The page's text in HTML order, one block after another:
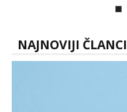
NAJNOVIJI ČLANCI